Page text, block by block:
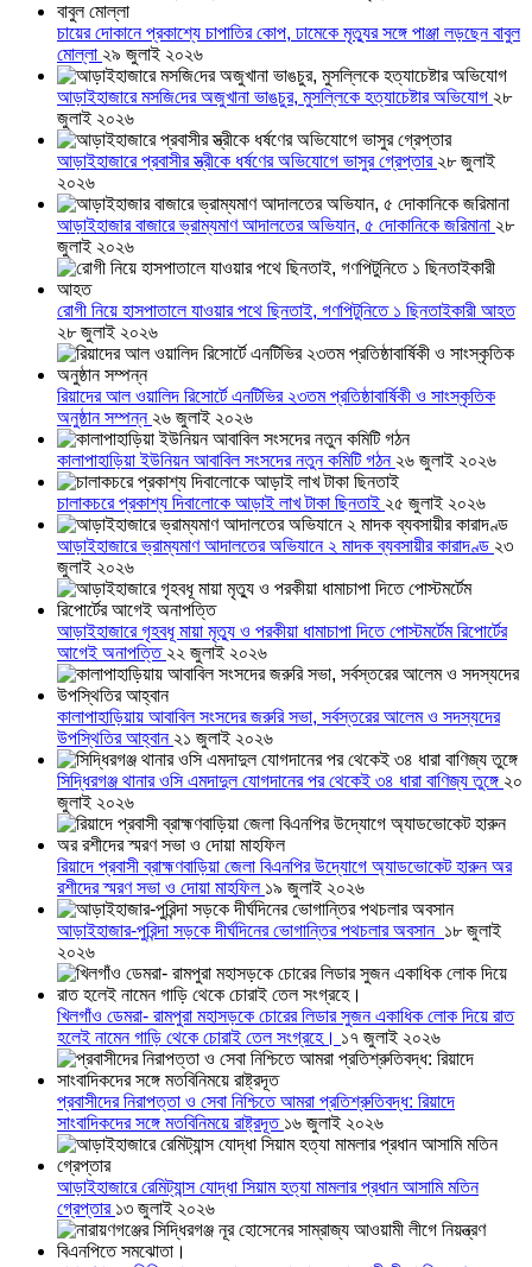
চায়ের দোকানে প্রকাশ্যে চাপাতির কোপ, ঢামেকে মৃত্যুর সঙ্গে পাঞ্জা লড়ছেন বাবুল
মোল্লা ২৯ জুলাই ২০২৬
আড়াইহাজারে মস‌জি‌দের অজুখানা ভাঙচুর, মুসল্লিকে হত্যাচেষ্টার অভিযোগ ২৮
জুলাই ২০২৬
আড়াইহাজারে প্রবাসীর স্ত্রীকে ধর্ষণের অভিযোগে ভাসুর গ্রেপ্তার ২৮ জুলাই
২০২৬
আড়াইহাজার বাজারে ভ্রাম্যমাণ আদালতের অভিযান, ৫ দোকানিকে জরিমানা ২৮
জুলাই ২০২৬
রোগী নিয়ে হাসপাতালে যাওয়ার পথে ছিনতাই, গণপিটুনিতে ১ ছিনতাইকারী আহত
২৮ জুলাই ২০২৬
রিয়াদের আল ওয়ালিদ রিসোর্টে এনটিভির ২৩তম প্রতিষ্ঠাবার্ষিকী ও সাংস্কৃতিক
অনুষ্ঠান সম্পন্ন ২৬ জুলাই ২০২৬
কালাপাহাড়িয়া ইউনিয়ন আবাবিল সংসদের নতুন কমিটি গঠন ২৬ জুলাই ২০২৬
চালাকচরে প্রকাশ্য দিবালোকে আড়াই লাখ টাকা ছিনতাই ২৫ জুলাই ২০২৬
আড়াইহাজারে ভ্রাম্যমাণ আদালতের অভিযানে ২ মাদক ব্যবসায়ীর কারাদণ্ড ২৩
জুলাই ২০২৬
আড়াইহাজারে গৃহবধূ মায়া মৃত্যু ও পরকীয়া ধামাচাপা দিতে পোস্টমর্টেম রিপোর্টের
আগেই অনাপত্তি ২২ জুলাই ২০২৬
কালাপাহাড়িয়ায় আবাবিল সংসদের জরুরি সভা, সর্বস্তরের আলেম ও সদস্যদের
উপস্থিতির আহ্বান ২১ জুলাই ২০২৬
সিদ্ধিরগঞ্জ থানার ওসি এমদাদুল যোগদানের পর থেকেই ৩৪ ধারা বাণিজ্য তুঙ্গে ২০
জুলাই ২০২৬
রিয়াদে প্রবাসী ব্রাহ্মণবাড়িয়া জেলা বিএনপির উদ্যোগে অ্যাডভোকেট হারুন অর
রশীদের স্মরণ সভা ও দোয়া মাহফিল ১৯ জুলাই ২০২৬
আড়াইহাজার-পুরিন্দা সড়কে দীর্ঘদিনের ভোগান্তির পথচলার অবসান ১৮ জুলাই
২০২৬
খিলগাঁও ডেমরা- রামপুরা মহাসড়কে চোরের লিডার সুজন একাধিক লোক দিয়ে রাত
হলেই নামেন গাড়ি থেকে চোরাই তেল সংগ্রহে। ১৭ জুলাই ২০২৬
প্রবাসীদের নিরাপত্তা ও সেবা নিশ্চিতে আমরা প্রতিশ্রুতিবদ্ধ: রিয়াদে
সাংবাদিকদের সঙ্গে মতবিনিময়ে রাষ্ট্রদূত ১৬ জুলাই ২০২৬
আড়াইহাজারে রেমিট্যান্স যোদ্ধা সিয়াম হত্যা মামলার প্রধান আসামি মতিন
গ্রেপ্তার ১৩ জুলাই ২০২৬